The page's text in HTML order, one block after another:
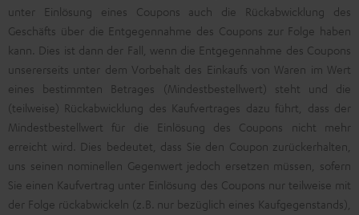
unter Einlösung eines Coupons auch die Rückabwicklung des
Geschäfts über die Entgegennahme des Coupons zur Folge haben
kann. Dies ist dann der Fall, wenn die Entgegennahme des Coupons
unsererseits unter dem Vorbehalt des Einkaufs von Waren im Wert
eines bestimmten Betrages (Mindestbestellwert) steht und die
(teilweise) Rückabwicklung des Kaufvertrages dazu führt, dass der
Mindestbestellwert für die Einlösung des Coupons nicht mehr
erreicht wird. Dies bedeutet, dass Sie den Coupon zurückerhalten,
uns seinen nominellen Gegenwert jedoch ersetzen müssen, sofern
Sie einen Kaufvertrag unter Einlösung des Coupons nur teilweise mit
der Folge rückabwickeln (z.B. nur bezüglich eines Kaufgegenstands),